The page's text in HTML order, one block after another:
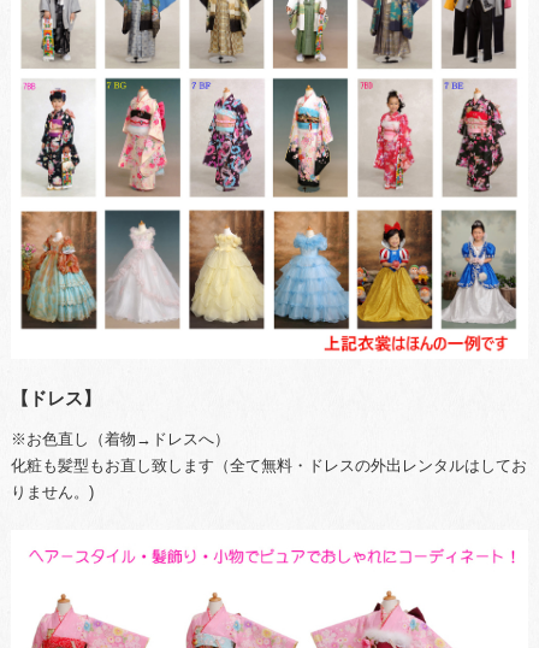
【ドレス】
※お色直し（着物→ドレスへ）
化粧も髪型もお直し致します（全て無料・ドレスの外出レンタルはしてお
りません。)